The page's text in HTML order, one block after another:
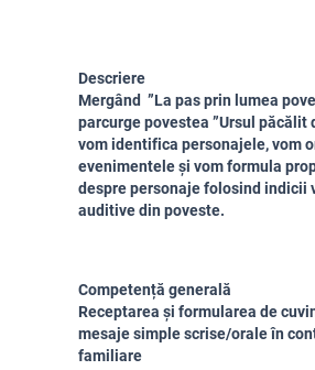
Descriere
Mergând ”La pas prin lumea
parcurge povestea ”Ursul păcălit
vom identifica personajele, vom
evenimentele și vom formula
despre personaje folosind indicii
auditive din poveste.
Competență generală
Receptarea și formularea de
mesaje simple scrise/oraleîn
familiare